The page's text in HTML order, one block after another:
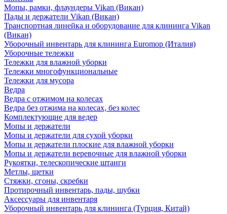
Мопы, рамки, флаундеры Vikan (Викан)
Пады и держатели Vikan (Викан)
Транспортная линейка и оборудование для клининга Vikan
(Викан)
Уборочный инвентарь для клининга Euromop (Италия)
Уборочные тележки
Тележки для влажной уборки
Тележки многофункциональные
Тележки для мусора
Ведра
Ведра с отжимом на колесах
Ведра без отжима на колесах, без колес
Комплектующие для ведер
Мопы и держатели
Мопы и держатели для сухой уборки
Мопы и держатели плоские для влажной уборки
Мопы и держатели веревочные для влажной уборки
Рукоятки, телескопические штанги
Метлы, щетки
Стяжки, сгоны, скребки
Протирочный инвентарь, пады, шубки
Аксессуары для инвентаря
Уборочный инвентарь для клининга (Турция, Китай)